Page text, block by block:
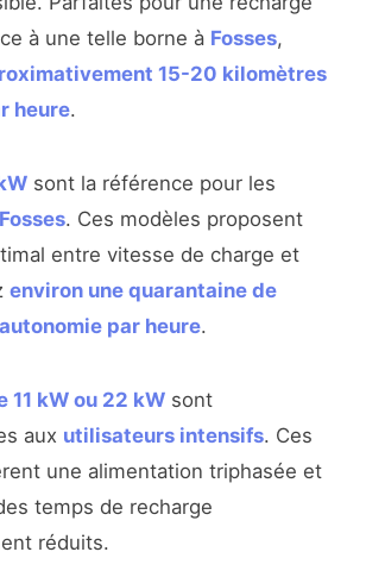
à une telle borne à Fosses,
15-20 kilomètres
heure.
sont la référence pour les
Fosses. Ces modèles proposent
entre vitesse de charge et
environ une quarantaine de
par heure.
11 kW ou 22 kW sont
aux utilisateurs intensifs. Ces
une alimentation triphasée et
temps de recharge
réduits.